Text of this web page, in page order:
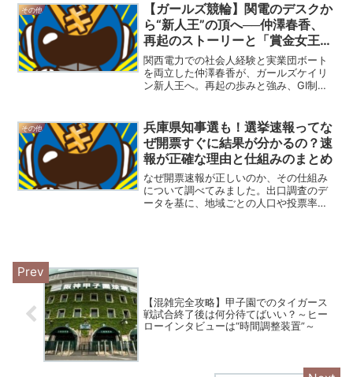
その他
【ガールズ競輪】関電のデスクか
ら“新人王”の頂へ──仲澤春香、
再起のストーリーと「賞金女王」
への現実的ロードマップ
関西電力での社会人経験と実業団ボート
を両立した仲澤春香が、ガールズケイリ
ン新人王へ。再起の歩みと強み、GI制
その他
兵庫県知事選も！選挙速報ってな
ぜ開票すぐに結果が分かるの？速
報が正確な理由と仕組みのまとめ
なぜ開票速報が正しいのか、その仕組み
について調べてみました。出口調査のデ
ータを基に、地域ごとの人口や投票率の
【混雑完全攻略】甲子園でのタイガース
戦試合終了後は何分待てばいい？～ヒー
ローインタビューは“時間調整装置”～